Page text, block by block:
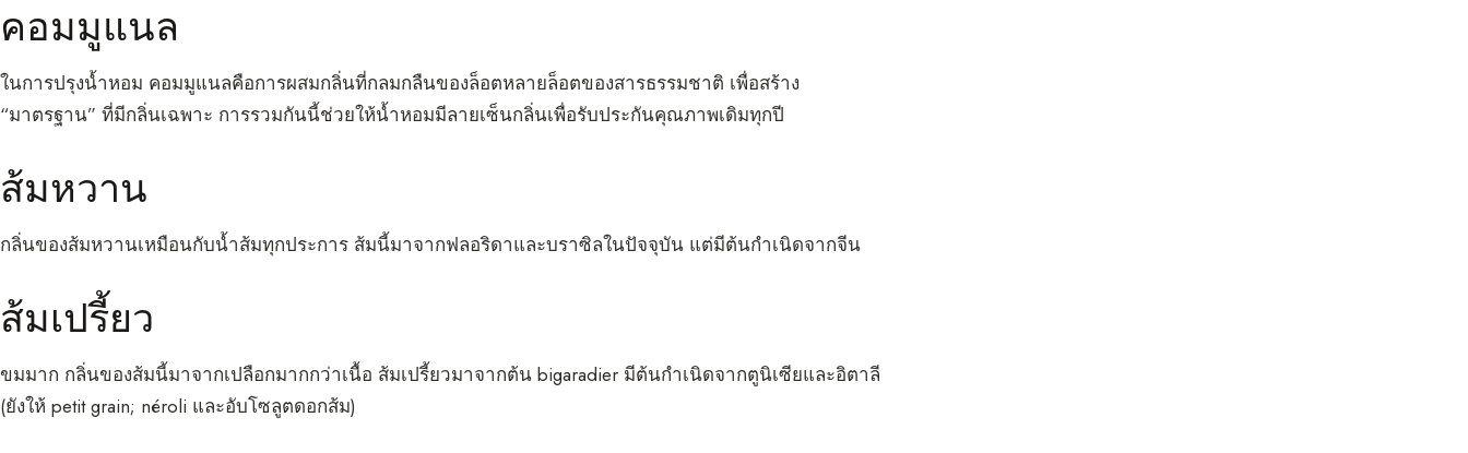
คอมมูแนล
ในการปรุงน้ำหอม คอมมูแนลคือการผสมกลิ่นที่กลมกลืนของล็อตหลายล็อตของสารธรรมชาติ เพื่อสร้าง
“มาตรฐาน” ที่มีกลิ่นเฉพาะ การรวมกันนี้ช่วยให้น้ำหอมมีลายเซ็นกลิ่นเพื่อรับประกันคุณภาพเดิมทุกปี
ส้มหวาน
กลิ่นของส้มหวานเหมือนกับน้ำส้มทุกประการ ส้มนี้มาจากฟลอริดาและบราซิลในปัจจุบัน แต่มีต้นกำเนิดจากจีน
ส้มเปรี้ยว
ขมมาก กลิ่นของส้มนี้มาจากเปลือกมากกว่าเนื้อ ส้มเปรี้ยวมาจากต้น bigaradier มีต้นกำเนิดจากตูนิเซียและอิตาลี
(ยังให้ petit grain; néroli และอับโซลูตดอกส้ม)